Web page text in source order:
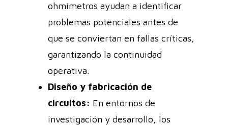
ohmímetros ayudan a identificar
problemas potenciales antes de
que se conviertan en fallas críticas,
garantizando la continuidad
operativa.
Diseño y fabricación de
circuitos: En entornos de
investigación y desarrollo, los